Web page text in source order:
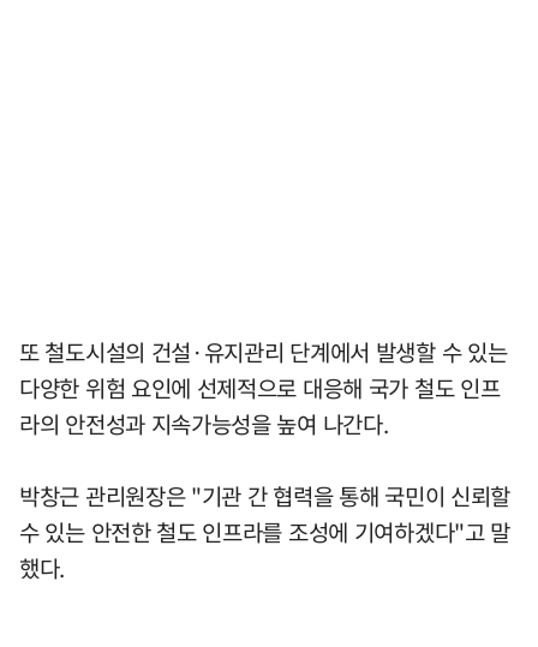
또 철도시설의 건설·유지관리 단계에서 발생할 수 있는
다양한 위험 요인에 선제적으로 대응해 국가 철도 인프
라의 안전성과 지속가능성을 높여 나간다.
박창근 관리원장은 "기관 간 협력을 통해 국민이 신뢰할
수 있는 안전한 철도 인프라를 조성에 기여하겠다"고 말
했다.